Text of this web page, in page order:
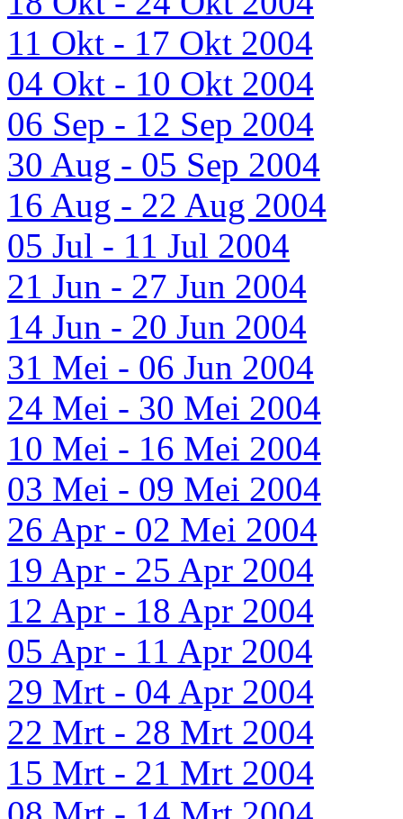
11 Okt - 17 Okt 2004
04 Okt - 10 Okt 2004
06 Sep - 12 Sep 2004
30 Aug - 05 Sep 2004
16 Aug - 22 Aug 2004
05 Jul - 11 Jul 2004
21 Jun - 27 Jun 2004
14 Jun - 20 Jun 2004
31 Mei - 06 Jun 2004
24 Mei - 30 Mei 2004
10 Mei - 16 Mei 2004
03 Mei - 09 Mei 2004
26 Apr - 02 Mei 2004
19 Apr - 25 Apr 2004
12 Apr - 18 Apr 2004
05 Apr - 11 Apr 2004
29 Mrt - 04 Apr 2004
22 Mrt - 28 Mrt 2004
15 Mrt - 21 Mrt 2004